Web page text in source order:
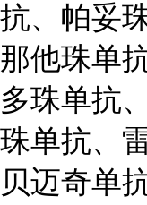
抗、帕妥
那他珠单
多珠单抗
珠单抗、
贝迈奇单